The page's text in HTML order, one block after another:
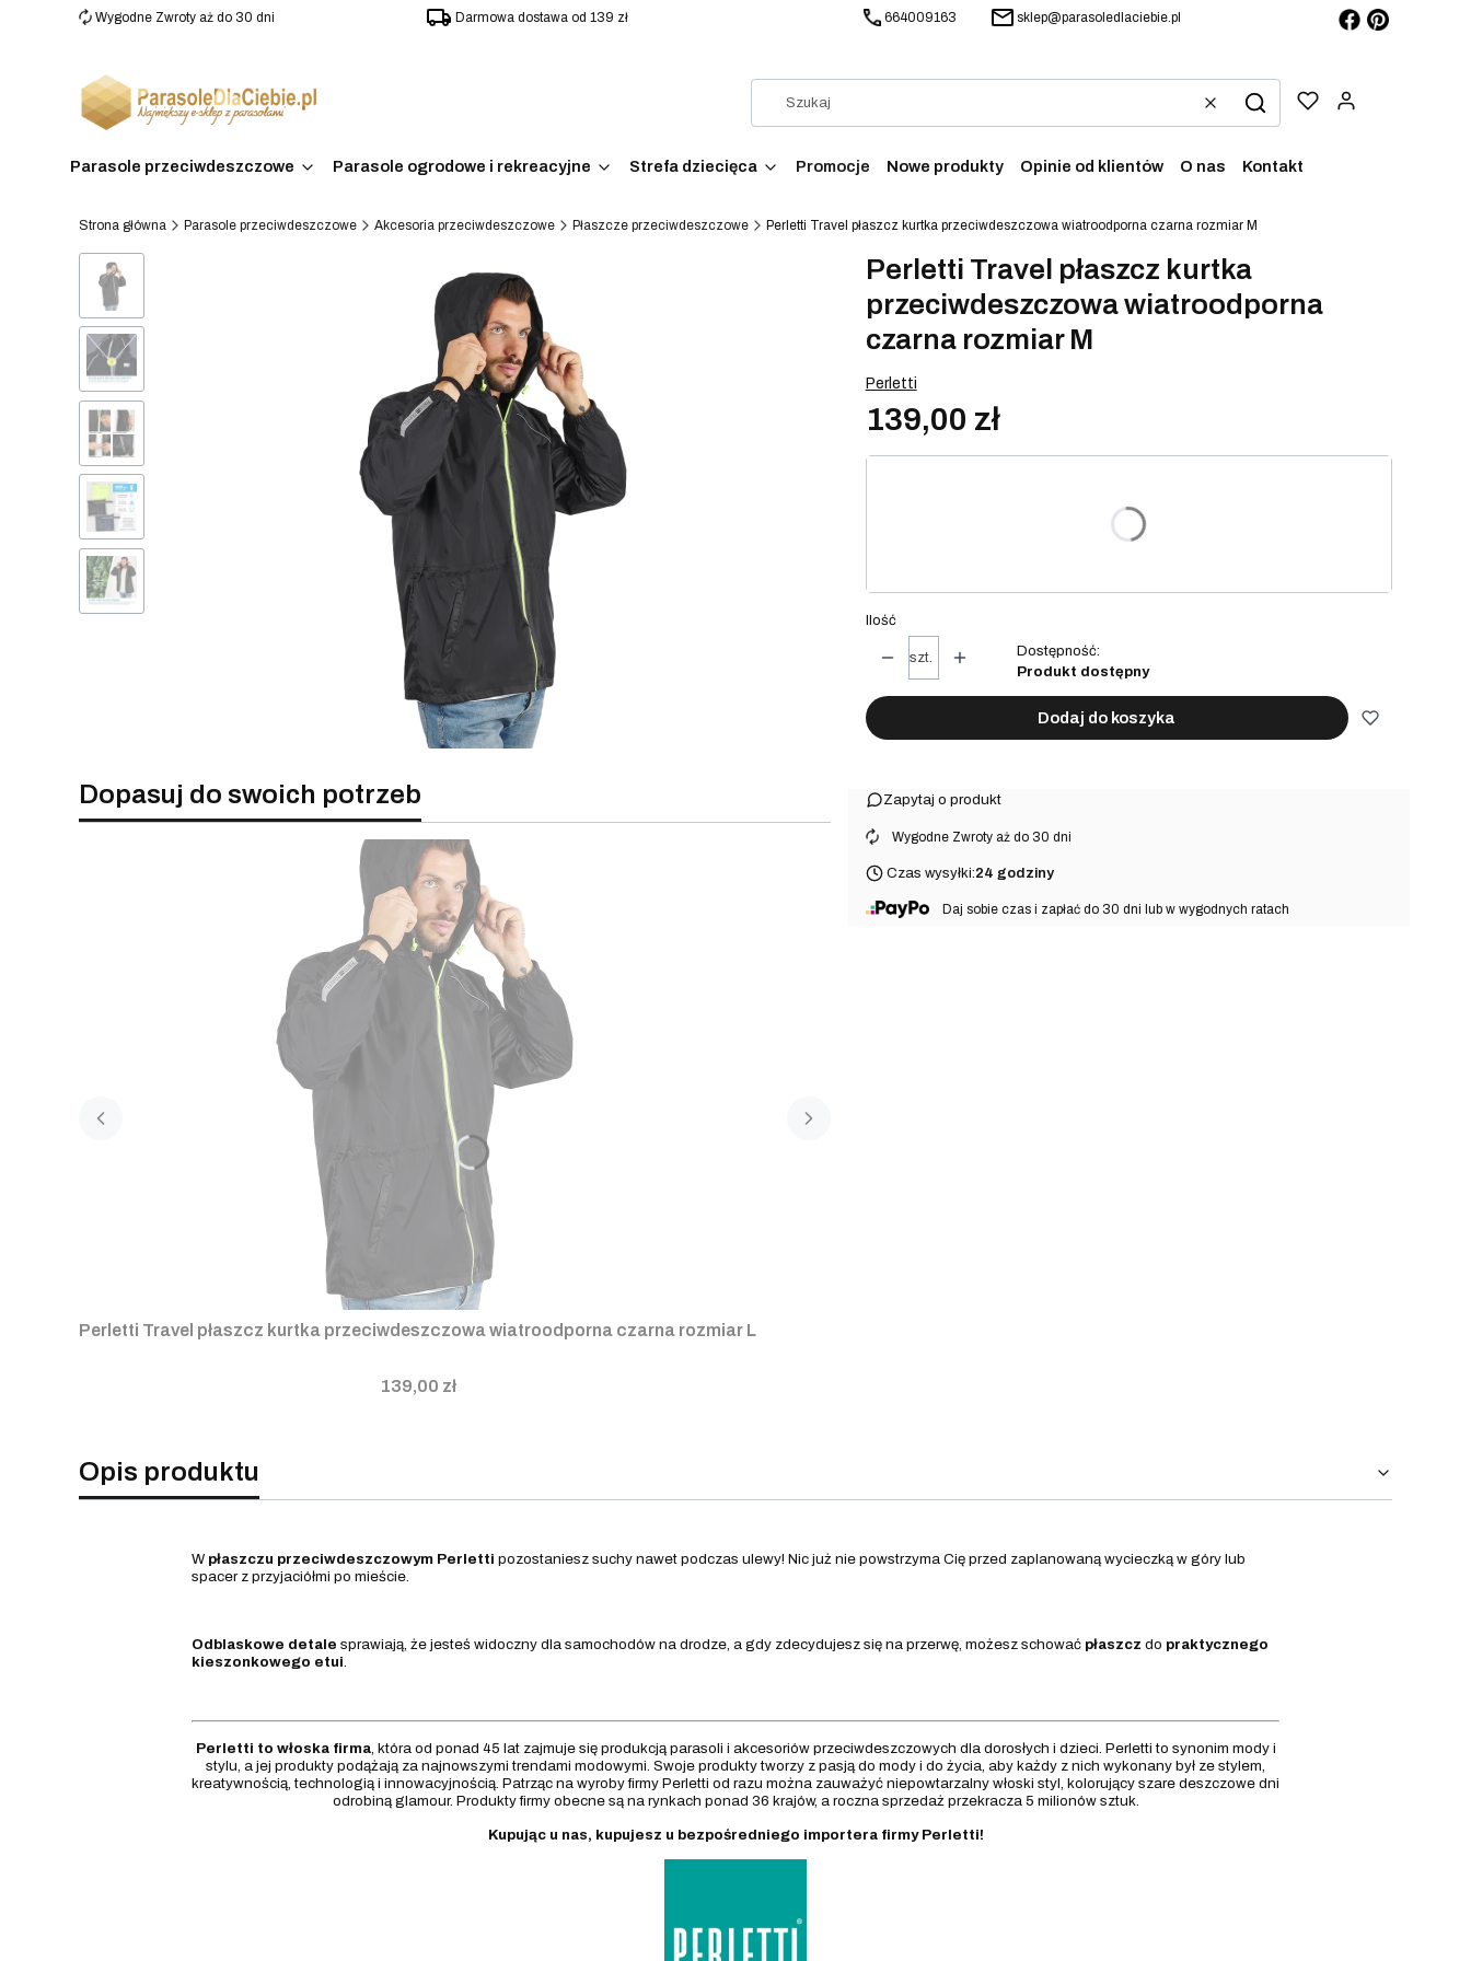
Wygodne Zwroty aż do 30 dni Darmowa dostawa od 139 zł 664009163 sklep@parasoledlaciebie.pl
WyczyśćSzukaj
Parasole przeciwdeszczowe Parasole ogrodowe i rekreacyjne Strefa dziecięca Promocje Nowe produkty Opinie od klientów O nas Kontakt
Strona główna Parasole przeciwdeszczowe Akcesoria przeciwdeszczowe Płaszcze przeciwdeszczowe Perletti Travel płaszcz kurtka przeciwdeszczowa wiatroodporna czarna rozmiar M
Dopasuj do swoich potrzeb
Perletti Travel płaszcz kurtka przeciwdeszczowa wiatroodporna czarna rozmiar L
139,00 zł
Perletti Travel płaszcz kurtka
przeciwdeszczowa wiatroodporna
czarna rozmiar M
Perletti
139,00 zł
Poszczególne warianty mogą różnić się ceną
Ilość
szt.
Dostępność:
Produkt dostępny
Dodaj do koszyka
Zapytaj o produkt
⠀Wygodne Zwroty aż do 30 dni
Czas wysyłki:24 godziny
⠀Daj sobie czas i zapłać do 30 dni lub w wygodnych ratach
Opis produktu
W płaszczu przeciwdeszczowym Perletti pozostaniesz suchy nawet podczas ulewy! Nic już nie powstrzyma Cię przed zaplanowaną wycieczką w góry lub
spacer z przyjaciółmi po mieście.
Odblaskowe detale sprawiają, że jesteś widoczny dla samochodów na drodze, a gdy zdecydujesz się na przerwę, możesz schować płaszcz do praktycznego
kieszonkowego etui.
Perletti to włoska firma, która od ponad 45 lat zajmuje się produkcją parasoli i akcesoriów przeciwdeszczowych dla dorosłych i dzieci. Perletti to synonim mody i
stylu, a jej produkty podążają za najnowszymi trendami modowymi. Swoje produkty tworzy z pasją do mody i do życia, aby każdy z nich wykonany był ze stylem,
kreatywnością, technologią i innowacyjnością. Patrząc na wyroby firmy Perletti od razu można zauważyć niepowtarzalny włoski styl, kolorujący szare deszczowe dni
odrobiną glamour. Produkty firmy obecne są na rynkach ponad 36 krajów, a roczna sprzedaż przekracza 5 milionów sztuk.
Kupując u nas, kupujesz u bezpośredniego importera firmy Perletti!